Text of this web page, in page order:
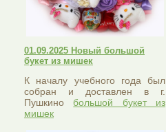
01.09.2025 Новый большой
букет из мишек
К началу учебного года был
собран и доставлен в г.
Пушкинобольшой букет из
мишек